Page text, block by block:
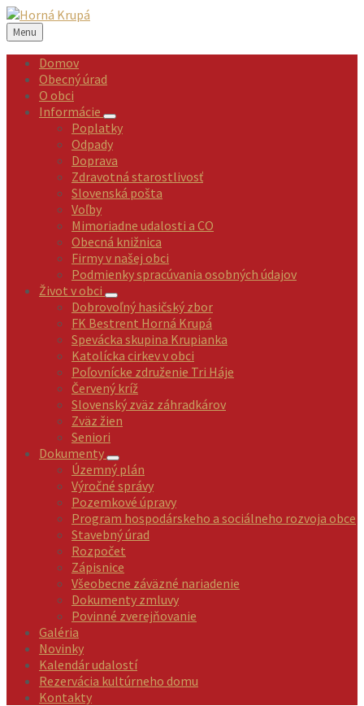
Preskočiť
na
obsah
Preskočiť
na
ľavý
panel
Preskočiť
na
pravý
panel
Preskočiť
na
pätičku
Menu
Domov
Obecný úrad
O obci
Informácie
Poplatky
Odpady
Doprava
Zdravotná starostlivosť
Slovenská pošta
Voľby
Mimoriadne udalosti a CO
Obecná knižnica
Firmy v našej obci
Podmienky spracúvania osobných údajov
Život v obci
Dobrovoľný hasičský zbor
FK Bestrent Horná Krupá
Spevácka skupina Krupianka
Katolícka cirkev v obci
Poľovnícke združenie Tri Háje
Červený kríž
Slovenský zväz záhradkárov
Zväz žien
Seniori
Dokumenty
Územný plán
Výročné správy
Pozemkové úpravy
Program hospodárskeho a sociálneho rozvoja obce
Stavebný úrad
Rozpočet
Zápisnice
Všeobecne záväzné nariadenie
Dokumenty zmluvy
Povinné zverejňovanie
Galéria
Novinky
Kalendár udalostí
Rezervácia kultúrneho domu
Kontakty